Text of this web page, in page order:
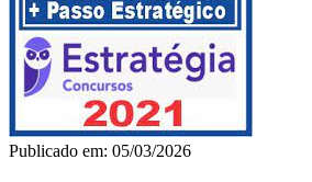
Publicado em: 05/03/2026